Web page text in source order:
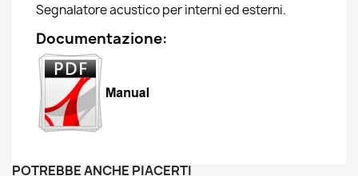
Segnalatore acustico per interni ed esterni.
Documentazione:
POTREBBE ANCHE PIACERTI